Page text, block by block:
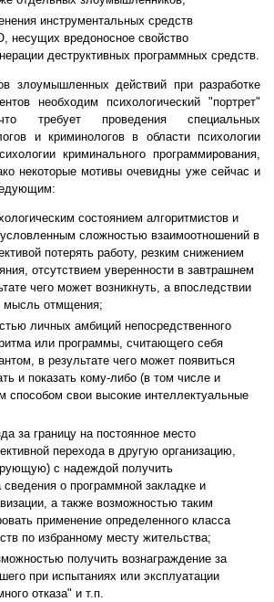
инструментальных средств
несущих вредоносное свойство
деструктивных программных средств.
злоумышленных действий при разработке
необходим психологический "портрет"
требует проведения специальных
и криминологов в области психологии
криминального программирования,
некоторые мотивы очевидны уже сейчас и
состоянием алгоритмистов и
сложностью взаимоотношений в
потерять работу, резким снижением
отсутствием уверенности в завтрашнем
чего может возникнуть, а впоследствии
мысль отмщения;
личных амбиций непосредственного
или программы, считающего себя
в результате чего может появиться
и показать кому-либо (в том числе и
способом свои высокие интеллектуальные
за границу на постоянное место
перехода в другую организацию,
с надеждой получить
сведения о программной закладке и
а также возможностью таким
применение определенного класса
по избранному месту жительства;
получить вознаграждение за
при испытаниях или эксплуатации
отказа" и т.п.